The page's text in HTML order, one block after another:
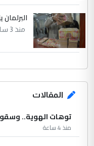
البرلمان
منذ 3 ساعة
المقالات
توهات الهوية..
منذ 4 ساعة